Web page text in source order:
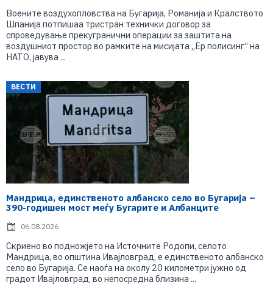
Воените воздухопловства на Бугарија, Романија и Кралството
Шпанија потпишаа тристран технички договор за
спроведување прекугранични операции за заштита на
воздушниот простор во рамките на мисијата „Ер полисинг“ на
НАТО, јавува ...
ВЕСТИ
Мандрица, единственото албанско село во Бугарија –
390-годишен мост меѓу Бугарите и Албанците
06.08.2026
Скриено во подножјето на Источните Родопи, селото
Мандрица, во општина Ивајловград, е единственото албанско
село во Бугарија. Се наоѓа на околу 20 километри јужно од
градот Ивајловград, во непосредна близина ...